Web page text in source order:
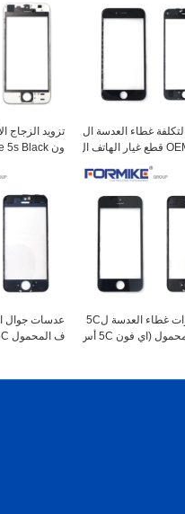
غطاء العدسة ال
محمول OEM قطع غيار الهاتف ال
تزويد الزجاج
ون 5S (iPhone 5s Black)
اكسسوارات غطاء العدسة ل5C
الهاتف المحمول (اي فون 5C أس
عدسات جوال